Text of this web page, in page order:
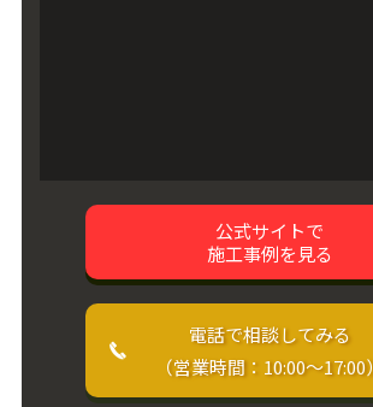
公式サイトで
施工事例を見る
電話で相談してみる
（営業時間：10:00〜17:00）